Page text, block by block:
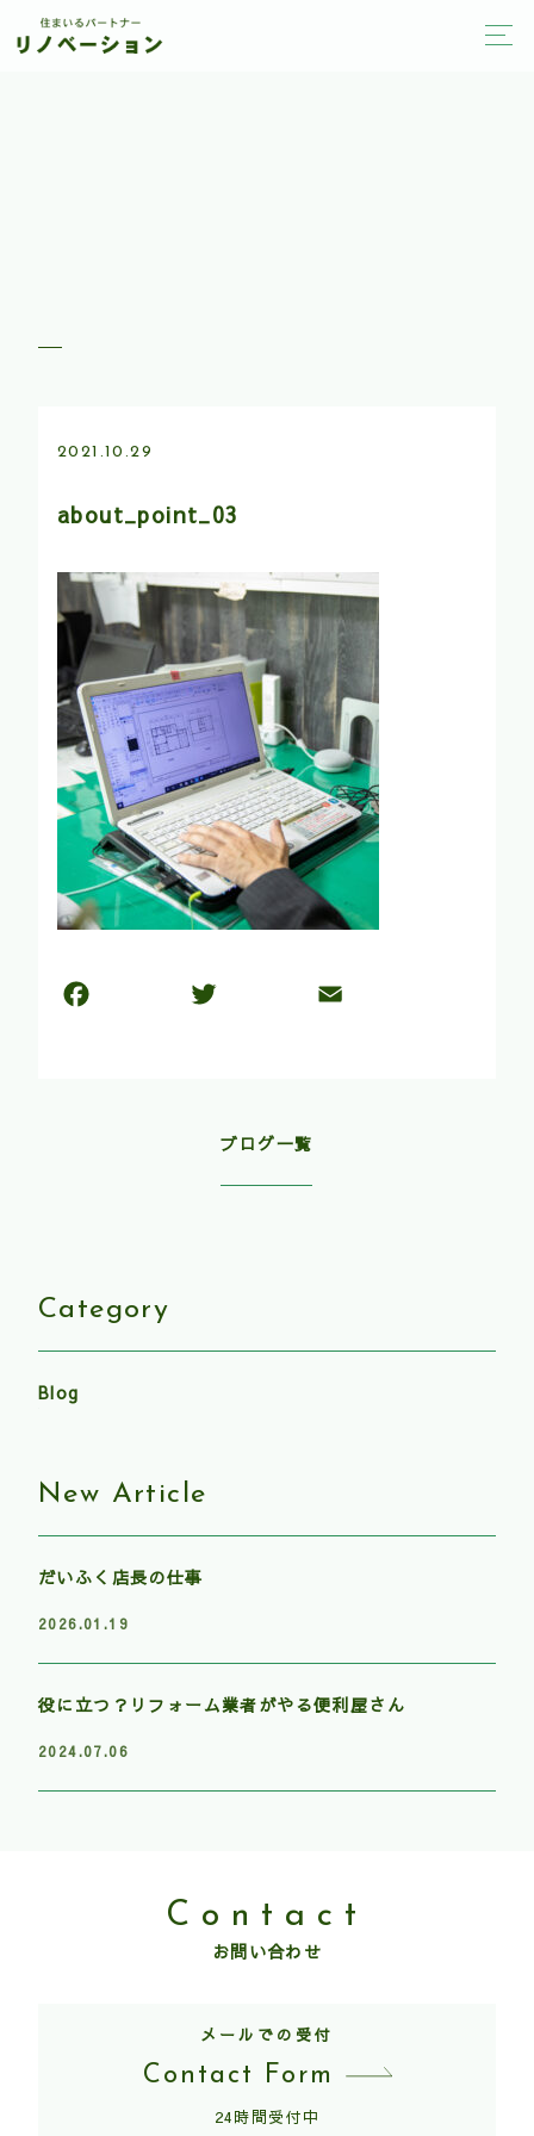
2021.10.29
about_point_03
ブログ一覧
Category
Blog
New Article
だいふく店長の仕事
2026.01.19
役に立つ？リフォーム業者がやる便利屋さん
2024.07.06
Contact
お問い合わせ
メールでの受付
Contact Form
24時間受付中